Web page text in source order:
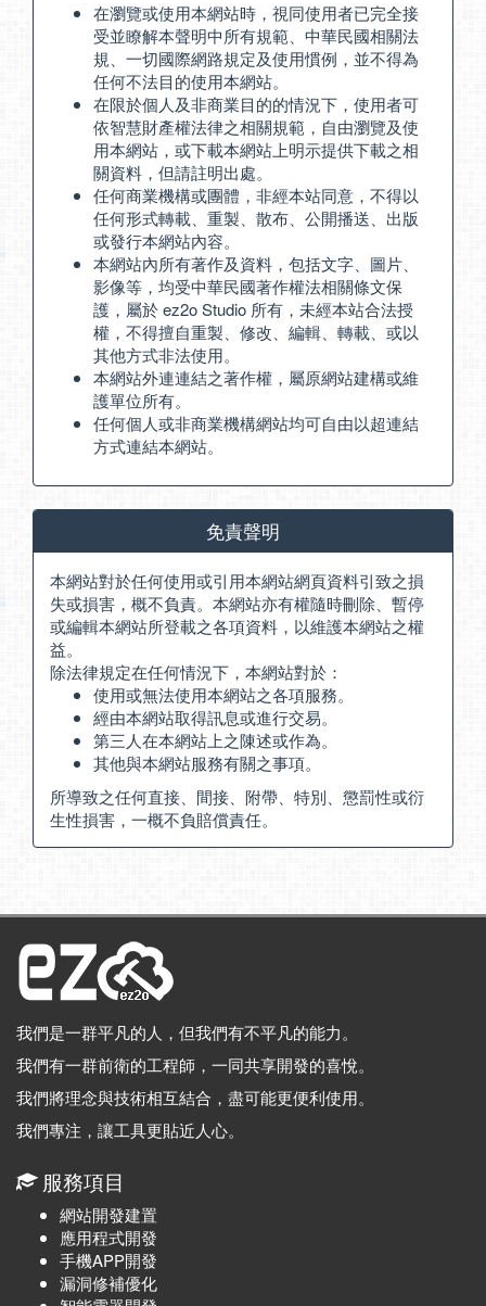
在瀏覽或使用本網站時，視同使用者已完全接
受並瞭解本聲明中所有規範、中華民國相關法
規、一切國際網路規定及使用慣例，並不得為
任何不法目的使用本網站。
在限於個人及非商業目的的情況下，使用者可
依智慧財產權法律之相關規範，自由瀏覽及使
用本網站，或下載本網站上明示提供下載之相
關資料，但請註明出處。
任何商業機構或團體，非經本站同意，不得以
任何形式轉載、重製、散布、公開播送、出版
或發行本網站內容。
本網站內所有著作及資料，包括文字、圖片、
影像等，均受中華民國著作權法相關條文保
護，屬於 ez2o Studio 所有，未經本站合法授
權，不得擅自重製、修改、編輯、轉載、或以
其他方式非法使用。
本網站外連連結之著作權，屬原網站建構或維
護單位所有。
任何個人或非商業機構網站均可自由以超連結
方式連結本網站。
免責聲明
本網站對於任何使用或引用本網站網頁資料引致之損
失或損害，概不負責。本網站亦有權隨時刪除、暫停
或編輯本網站所登載之各項資料，以維護本網站之權
益。
除法律規定在任何情況下，本網站對於：
使用或無法使用本網站之各項服務。
經由本網站取得訊息或進行交易。
第三人在本網站上之陳述或作為。
其他與本網站服務有關之事項。
所導致之任何直接、間接、附帶、特別、懲罰性或衍
生性損害，一概不負賠償責任。
我們是一群平凡的人，但我們有不平凡的能力。
我們有一群前衛的工程師，一同共享開發的喜悅。
我們將理念與技術相互結合，盡可能更便利使用。
我們專注，讓工具更貼近人心。
服務項目
網站開發建置
應用程式開發
手機APP開發
漏洞修補優化